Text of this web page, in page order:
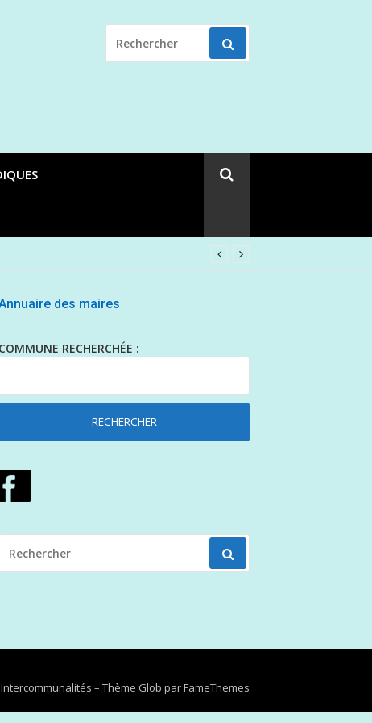
POUR
:
des maires
COMMUNE RECHERCHÉE :
POUR
– Thème Glob parFameThemes